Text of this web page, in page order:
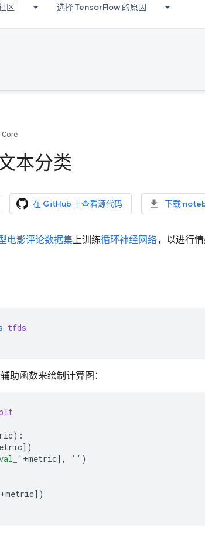
区 选择 TensorFlow 的原因
本分类
在 GitHub 上查看源代码 下载
电影评论数据集上训练循环神经网络，以进行
tfds
助函数来绘制计算图：
):
])
+metric], '' )
+metric])